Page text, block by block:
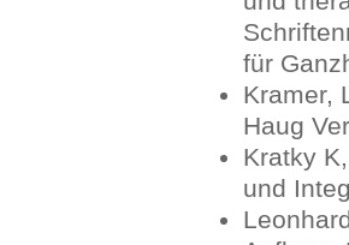
für
Kramer,
Haug
Kratky
und